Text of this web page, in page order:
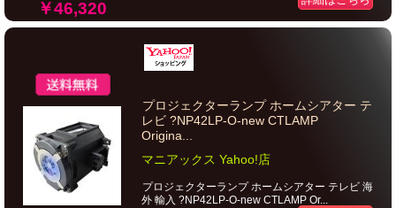
￥46,320
プロジェクターランプ ホームシアター テ
レビ ?NP42LP-O-new CTLAMP
Origina...
マニアックス Yahoo!店
プロジェクターランプ ホームシアター テレビ 海
外 輸入 ?NP42LP-O-new CTLAMP Or...